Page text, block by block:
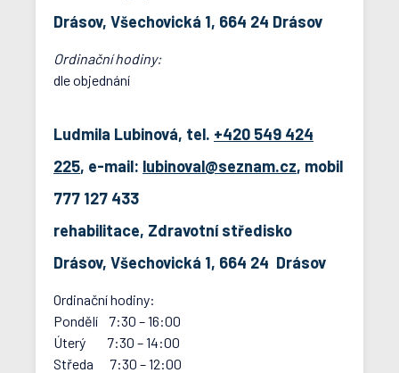
Drásov, Všechovická 1, 664 24 Drásov
Ordinační hodiny:
dle objednání
Ludmila Lubinová, tel. +420 549 424
225, e-mail: lubinoval@seznam.cz, mobil
777 127 433
rehabilitace, Zdravotní středisko
Drásov, Všechovická 1, 664 24 Drásov
Ordinační hodiny:
Pondělí 7:30 – 16:00
Úterý 7:30 – 14:00
Středa 7:30 – 12:00